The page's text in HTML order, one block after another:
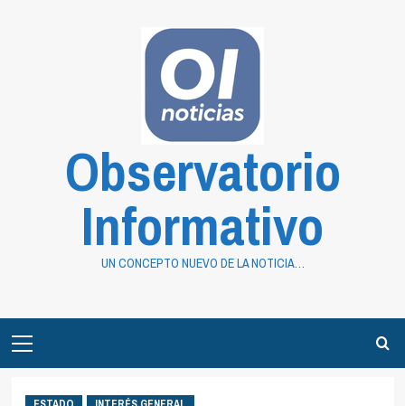
Observatorio
Informativo
UN CONCEPTO NUEVO DE LA NOTICIA…
Menu